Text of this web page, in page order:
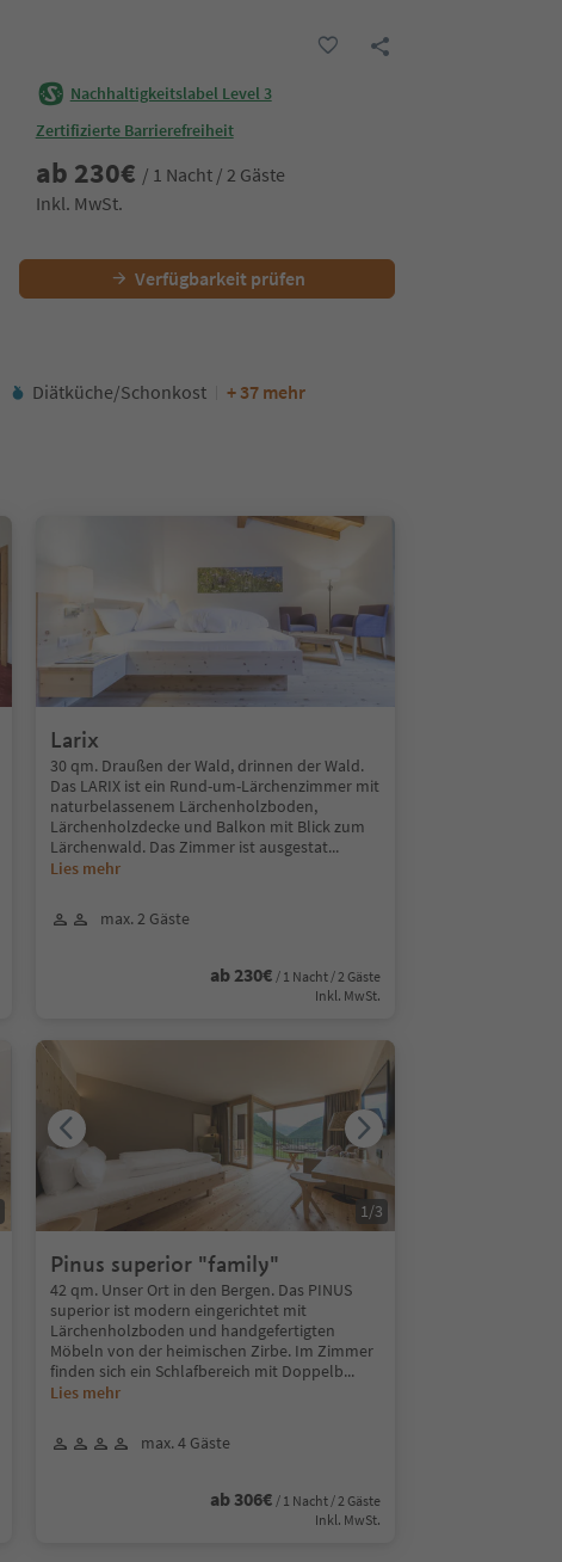
Nachhaltigkeitslabel Level 3
Zertifizierte Barrierefreiheit
ab 230€ / 1 Nacht / 2 Gäste
Inkl. MwSt.
Verfügbarkeit prüfen
Diätküche/Schonkost + 37 mehr
Larix
30 qm. Draußen der Wald, drinnen der Wald.
Das LARIX ist ein Rund-um-Lärchenzimmer mit
naturbelassenem Lärchenholzboden,
Lärchenholzdecke und Balkon mit Blick zum
Lärchenwald. Das Zimmer ist ausgestat...
Lies mehr
max. 2 Gäste
ab 230€ / 1 Nacht / 2 Gäste
Inkl. MwSt.
Pinus superior "family"
42 qm. Unser Ort in den Bergen. Das PINUS
superior ist modern eingerichtet mit
Lärchenholzboden und handgefertigten
Möbeln von der heimischen Zirbe. Im Zimmer
finden sich ein Schlafbereich mit Doppelb...
Lies mehr
max. 4 Gäste
ab 306€ / 1 Nacht / 2 Gäste
Inkl. MwSt.
1/3